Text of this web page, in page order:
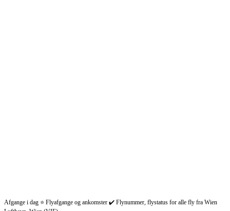
Afgange i dag ⭐ Flyafgange og ankomster ✔️ Flynummer, flystatus for alle fly fra Wien